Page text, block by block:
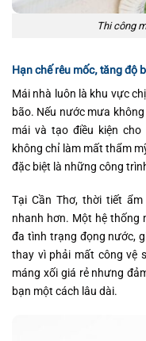
Thi công
Hạn chế rêu mốc, tăng độ
Mái nhà luôn là khu vực
bão. Nếu nước mưa
mái và tạo điều kiện
không chỉ làm mất thẩm
đặc biệt là những công
Tại Cần Thơ, thời tiết
nhanh hơn. Một hệ thống
đa tình trạng đọng nước,
thay vì phải mất công vệ
máng xối giá rẻ nhưng
bạn một cách lâu dài.